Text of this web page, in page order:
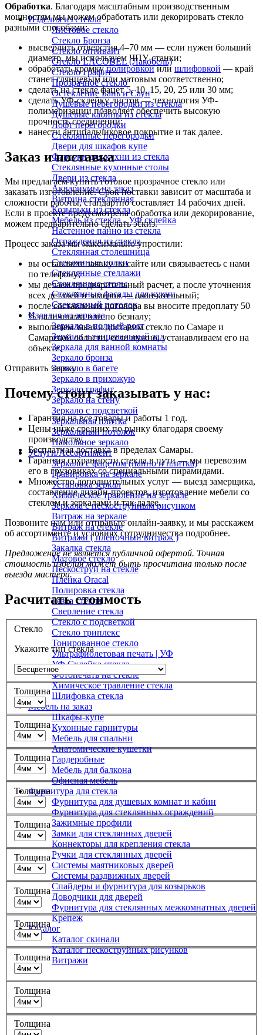
Изделия из стекла
Листовое стекло
Стекло Бронза
Стекло оптивайт
Стекло LACOBEL (Лакобель)
Стекло Графит
Прозрачное стекло
Остекление Бань и Саун
Душевые перегородки из стекла
Душевые кабины из стекла
Лофт перегородки
Стеклянные перегородки
Двери для шкафов купе
Фартуки для кухни из стекла
Стеклянные кухонные столы
Двери из стекла
Аквариумы на заказ
Витрина стеклянная
Козырьки из стекла
Мебель из стекла - УФ склейка
Настенное панно из стекла
Ограждения из стекла
Стеклянная столешница
Стеклянные полки
Стеклянные стеллажи
Стеклянные столы
Стеклянные фасады для кухни
Стеклянный потолок
Изделия из зеркала
Зеркало в полный рост
Зеркала в танцевальный зал
Зеркала для ванной комнаты
Зеркало бронза
Зеркало в багете
Зеркало в прихожую
Зеркало графит
Зеркало на стену
Зеркало с подсветкой
Зеркальная плитка
Зеркальный потолок
Напольное зеркало
Услуги/Ассортимент
Зеркало с фацетом (панно и плитка)
Гравировка на зеркале
Установка зеркал
Химическое травление на зеркале
Зеркала с пескоструйным рисунком
Витраж на зеркале
Витраж на стекле
Витражи ( пленочный витраж )
Закалка стекла
Матовое стекло
Пескоструй на стекле
Пленка Oracal
Полировка стекла
Резка стекла
Сверление стекла
Стекло с подсветкой
Стекло триплекс
Тонированное стекло
Ультрафиолетовая печать | УФ
УФ Склейка стекла
Фотопечать на стекле
Химическое травление стекла
Шлифовка стекла
Мебель на заказ
Шкафы-купе
Кухонные гарнитуры
Мебель для спальни
Анатомические кушетки
Гардеробные
Мебель для балкона
Офисная мебель
Фурнитура для стекла
Фурнитура для душевых комнат и кабин
Фурнитура для стеклянных ограждений
Зажимные профили
Замки для стеклянных дверей
Коннекторы для крепления стекла
Ручки для стеклянных дверей
Системы маятниковых дверей
Системы раздвижных дверей
Спайдеры и фурнитура для козырьков
Доводчики для дверей
Фурнитура для стеклянных межкомнатных дверей
Крепеж
Каталог
Каталог скинали
Каталог пескоструйных рисунков
Витражи
Обработка. Благодаря масштабным производственным
мощностям мы можем обработать или декорировать стекло
разными способами:
высверлить отверстия 4–70 мм — если нужен больший
диаметр, мы используем ЧПУ-станки;
обработать кромкуполировкойили шлифовкой — край
станет глянцевым или матовым соответственно;
сделать на стекле фацет 5, 10, 15, 20, 25 или 30 мм;
сделать УФ-склейку листов — технология УФ-
полимеризации позволяет обеспечить высокую
прочность соединений;
нанести антипальчиковое покрытие и так далее.
Заказ и поставка
Мы предлагаем купить готовое прозрачное стекло или
заказать изготовление. Срок поставки зависит от масштаба и
сложности работы, стандартно составляет 14 рабочих дней.
Если в проекте предусмотрена обработка или декорирование,
можем предварительно сделать эскиз.
Процесс заказа мы максимально упростили:
вы оставляете заявку на сайте или связываетесь с нами
по телефону;
мы делаем предварительный расчет, а после уточнения
всех деталей и замеров — окончательный;
после составления договора вы вносите предоплату 50
% наличными или по безналу;
выполняем заказ и доставим стекло по Самаре и
Самарской области, если нужно, устанавливаем его на
объекте.
Отправить заявку
Почему стоит заказывать у нас:
Гарантия на все товары и работы 1 год.
Цены ниже средних по рынку благодаря своему
производству.
Бесплатная доставка в пределах Самары.
Гарантия сохранности стекла в пути — мы перевозим
его в грузовиках со специальными пирамидами.
Множество дополнительных услуг — выезд замерщика,
составление дизайн-проектов, изготовление мебели со
стеклом и зеркалами и так далее.
Позвоните нам или отправьте онлайн-заявку, и мы расскажем
об ассортименте и условиях сотрудничества подробнее.
Предложение не является публичной офертой. Точная
стоимость изделия может быть просчитана только после
выезда мастера.
Расчитать стоимость
Стекло
Укажите тип стекла
Толщина
Толщина
Толщина
Толщина
Толщина
Толщина
Толщина
Толщина
Толщина
Толщина
Толщина